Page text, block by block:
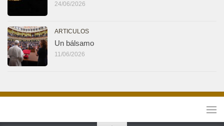
24/06/2026
ARTICULOS
Un bálsamo
11/06/2026